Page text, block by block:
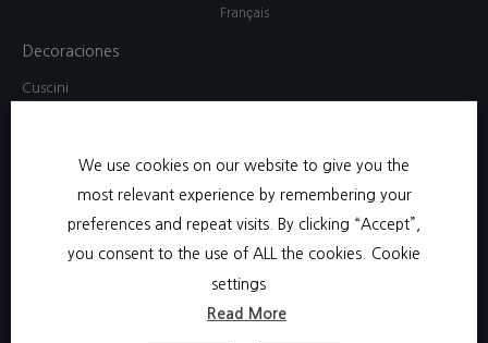
Français
Decoraciones
Cuscini
Scatola di gioielli
We use cookies on our website to give you the
most relevant experience by remembering your
preferences and repeat visits. By clicking “Accept”,
you consent to the use of ALL the cookies.
Cookie
settings
Read More